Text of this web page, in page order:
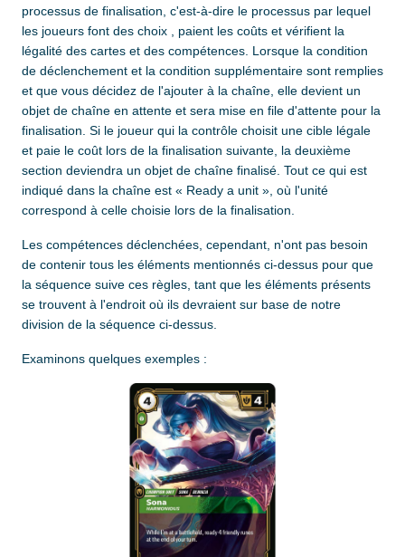
processus de finalisation, c'est-à-dire le processus par lequel
les joueurs font des choix , paient les coûts et vérifient la
légalité des cartes et des compétences. Lorsque la condition
de déclenchement et la condition supplémentaire sont remplies
et que vous décidez de l'ajouter à la chaîne, elle devient un
objet de chaîne en attente et sera mise en file d'attente pour la
finalisation. Si le joueur qui la contrôle choisit une cible légale
et paie le coût lors de la finalisation suivante, la deuxième
section deviendra un objet de chaîne finalisé. Tout ce qui est
indiqué dans la chaîne est « Ready a unit », où l'unité
correspond à celle choisie lors de la finalisation.
Les compétences déclenchées, cependant, n'ont pas besoin
de contenir tous les éléments mentionnés ci-dessus pour que
la séquence suive ces règles, tant que les éléments présents
se trouvent à l'endroit où ils devraient sur base de notre
division de la séquence ci-dessus.
Examinons quelques exemples :